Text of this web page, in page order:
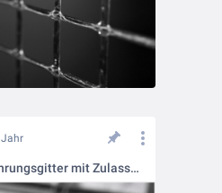
Innovatives Bewehrungsgitter mit Zulassung